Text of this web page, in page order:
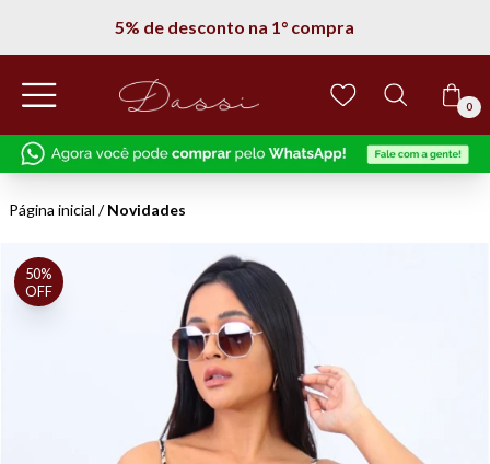
Entregamos em todo Brasil
0
Página inicial /Novidades
50%
OFF